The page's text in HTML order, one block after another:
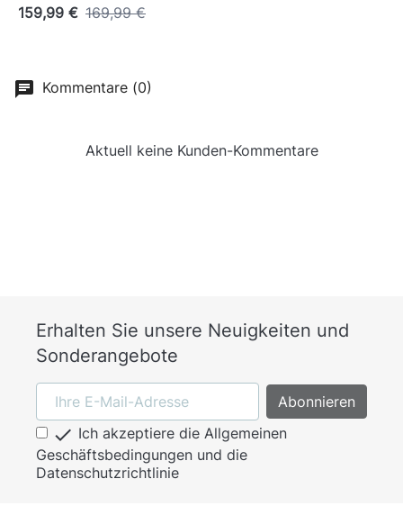
159,99 € 169,99 €
Kommentare (0)
Aktuell keine Kunden-Kommentare
Erhalten Sie unsere Neuigkeiten und
Sonderangebote
 Ich akzeptiere die Allgemeinen
Geschäftsbedingungen und die
Datenschutzrichtlinie